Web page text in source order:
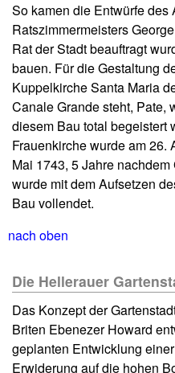
So kamen die Entwürfe des
Ratszimmermeisters
Rat der Stadt beauftragt
bauen. Für die Gestaltung
Kuppelkirche Santa Maria
Canale Grande steht, Pate,
diesem Bau total begeistert
Frauenkirche wurde am 26.
Mai 1743, 5 Jahre
wurde mit dem Aufsetzen
Bau vollendet.
nach oben
Die Hellerauer
Das Konzept der
Briten Ebenezer Howard
geplanten Entwicklung
Erwiderung auf die hohen